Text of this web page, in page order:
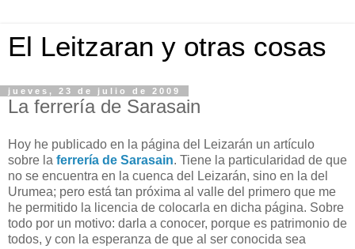
El Leitzaran y otras cosas
jueves, 23 de julio de 2009
La ferrería de Sarasain
Hoy he publicado en la página del Leizarán un artículo
sobre la ferrería de Sarasain. Tiene la particularidad de que
no se encuentra en la cuenca del Leizarán, sino en la del
Urumea; pero está tan próxima al valle del primero que me
he permitido la licencia de colocarla en dicha página. Sobre
todo por un motivo: darla a conocer, porque es patrimonio de
todos, y con la esperanza de que al ser conocida sea